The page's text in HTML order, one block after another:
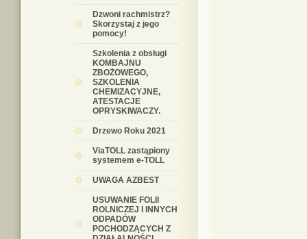
Dzwoni rachmistrz?
Skorzystaj z jego
pomocy!
Szkolenia z obsługi
KOMBAJNU
ZBOŻOWEGO,
SZKOLENIA
CHEMIZACYJNE,
ATESTACJE
OPRYSKIWACZY.
Drzewo Roku 2021
ViaTOLL zastąpiony
systemem e-TOLL
UWAGA AZBEST
USUWANIE FOLII
ROLNICZEJ I INNYCH
ODPADÓW
POCHODZĄCYCH Z